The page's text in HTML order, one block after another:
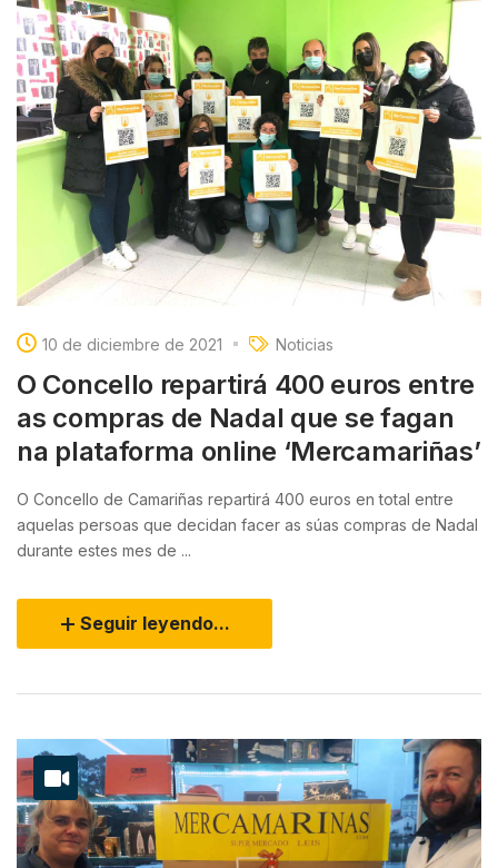
10 de diciembre de 2021 Noticias
O Concello repartirá 400 euros entre
as compras de Nadal que se fagan
na plataforma online ‘Mercamariñas’
O Concello de Camariñas repartirá 400 euros en total entre
aquelas persoas que decidan facer as súas compras de Nadal
durante estes mes de ...
Seguir leyendo...